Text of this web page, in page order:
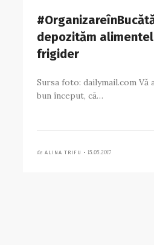
depozităm
frigider
Sursa foto: dailymail.com Vă
bun început, că…
de ALINA TRIFU • 15.05.2017